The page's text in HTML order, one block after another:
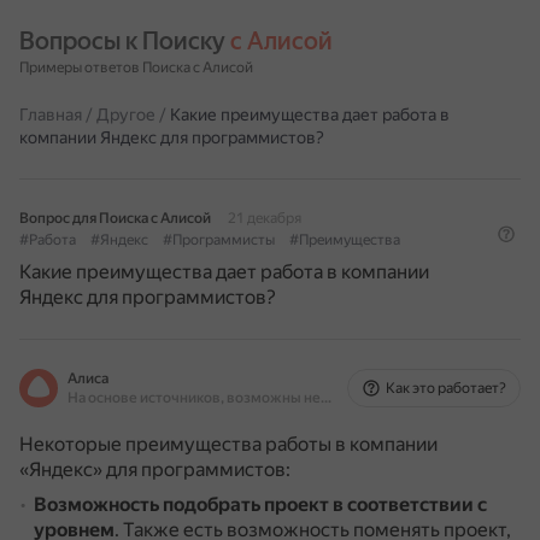
Вопросы к Поиску с Алисой
Примеры ответов Поиска с Алисой
Главная / Другое / Какие преимущества дает работа в
компании Яндекс для программистов?
Вопрос для Поиска с Алисой
21 декабря
#Работа
#Яндекс #Программисты #Преимущества
Какие преимущества дает работа в компании
Яндекс для программистов?
Алиса
На основе источников, возможны неточности
Как это работает?
Некоторые преимущества работы в компании
«Яндекс» для программистов:
Возможность подобрать проект в соответствии с
уровнем. Также есть возможность поменять проект,